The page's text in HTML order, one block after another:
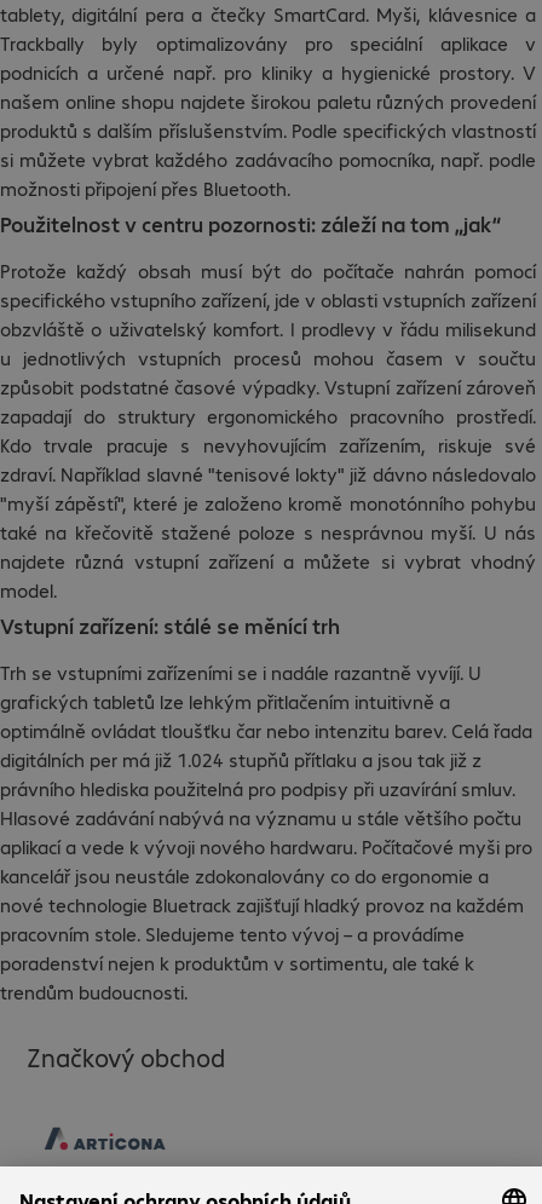
tablety, digitální pera a čtečky SmartCard. Myši, klávesnice a
Trackbally byly optimalizovány pro speciální aplikace v
podnicích a určené např. pro kliniky a hygienické prostory. V
našem online shopu najdete širokou paletu různých provedení
produktů s dalším příslušenstvím. Podle specifických vlastností
si můžete vybrat každého zadávacího pomocníka, např. podle
možnosti připojení přes Bluetooth.
Použitelnost v centru pozornosti: záleží na tom „jak“
Protože každý obsah musí být do počítače nahrán pomocí
specifického vstupního zařízení, jde v oblasti vstupních zařízení
obzvláště o uživatelský komfort. I prodlevy v řádu milisekund
u jednotlivých vstupních procesů mohou časem v součtu
způsobit podstatné časové výpadky. Vstupní zařízení zároveň
zapadají do struktury ergonomického pracovního prostředí.
Kdo trvale pracuje s nevyhovujícím zařízením, riskuje své
zdraví. Například slavné "tenisové lokty" již dávno následovalo
"myší zápěstí", které je založeno kromě monotónního pohybu
také na křečovitě stažené poloze s nesprávnou myší. U nás
najdete různá vstupní zařízení a můžete si vybrat vhodný
model.
Vstupní zařízení: stálé se měnící trh
Trh se vstupními zařízeními se i nadále razantně vyvíjí. U
grafických tabletů lze lehkým přitlačením intuitivně a
optimálně ovládat tloušťku čar nebo intenzitu barev. Celá řada
digitálních per má již 1.024 stupňů přítlaku a jsou tak již z
právního hlediska použitelná pro podpisy při uzavírání smluv.
Hlasové zadávání nabývá na významu u stále většího počtu
aplikací a vede k vývoji nového hardwaru. Počítačové myši pro
kancelář jsou neustále zdokonalovány co do ergonomie a
nové technologie Bluetrack zajišťují hladký provoz na každém
pracovním stole. Sledujeme tento vývoj – a provádíme
poradenství nejen k produktům v sortimentu, ale také k
trendům budoucnosti.
Značkový obchod